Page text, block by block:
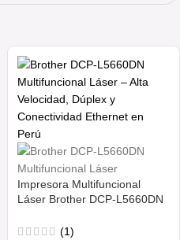
Impresora Multifuncional
Láser Brother DCP-L5660DN
(1)